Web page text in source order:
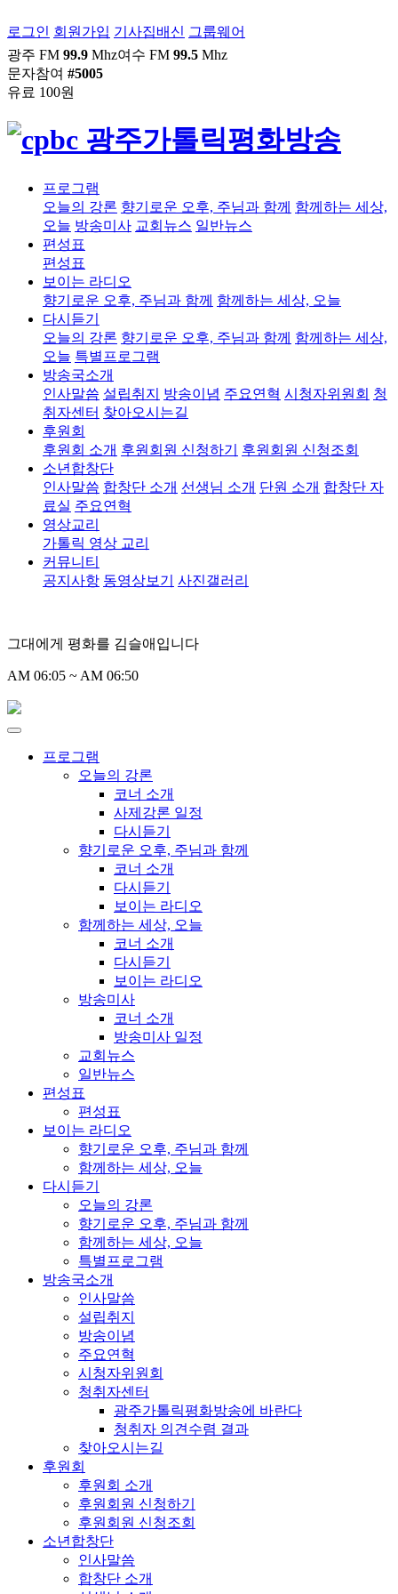
로그인 회원가입 기사집배신 그룹웨어
광주 FM 99.9 Mhz여수 FM 99.5 Mhz
문자참여 #5005
유료 100원
프로그램
오늘의 강론 향기로운 오후, 주님과 함께 함께하는 세상,
오늘 방송미사 교회뉴스 일반뉴스
편성표
편성표
보이는 라디오
향기로운 오후, 주님과 함께 함께하는 세상, 오늘
다시듣기
오늘의 강론 향기로운 오후, 주님과 함께 함께하는 세상,
오늘 특별프로그램
방송국소개
인사말씀 설립취지 방송이념 주요연혁 시청자위원회 청
취자센터 찾아오시는길
후원회
후원회 소개 후원회원 신청하기
후원회원 신청조회
소년합창단
인사말씀 합창단 소개 선생님 소개 단원 소개 합창단 자
료실 주요연혁
영상교리
가톨릭 영상 교리
커뮤니티
공지사항 동영상보기 사진갤러리
그대에게 평화를 김슬애입니다
AM 06:05 ~ AM 06:50
프로그램
오늘의 강론
코너 소개
사제강론 일정
다시듣기
향기로운 오후, 주님과 함께
코너 소개
다시듣기
보이는 라디오
함께하는 세상, 오늘
코너 소개
다시듣기
보이는 라디오
방송미사
코너 소개
방송미사 일정
교회뉴스
일반뉴스
편성표
편성표
보이는 라디오
향기로운 오후, 주님과 함께
함께하는 세상, 오늘
다시듣기
오늘의 강론
향기로운 오후, 주님과 함께
함께하는 세상, 오늘
특별프로그램
방송국소개
인사말씀
설립취지
방송이념
주요연혁
시청자위원회
청취자센터
광주가톨릭평화방송에 바란다
청취자 의견수렴 결과
찾아오시는길
후원회
후원회 소개
후원회원 신청하기
후원회원 신청조회
소년합창단
인사말씀
합창단 소개